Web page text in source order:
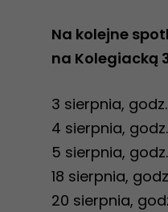
Na kolejne
na Kolegiacką
3 sierpnia, godz.
4 sierpnia, godz.
5 sierpnia, godz.
18 sierpnia,
20 sierpnia,